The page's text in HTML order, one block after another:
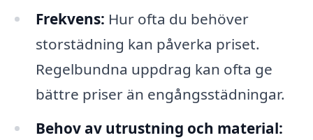
Frekvens: Hur ofta du behöver
storstädning kan påverka priset.
Regelbundna uppdrag kan ofta ge
bättre priser än engångsstädningar.
Behov av utrustning och material: